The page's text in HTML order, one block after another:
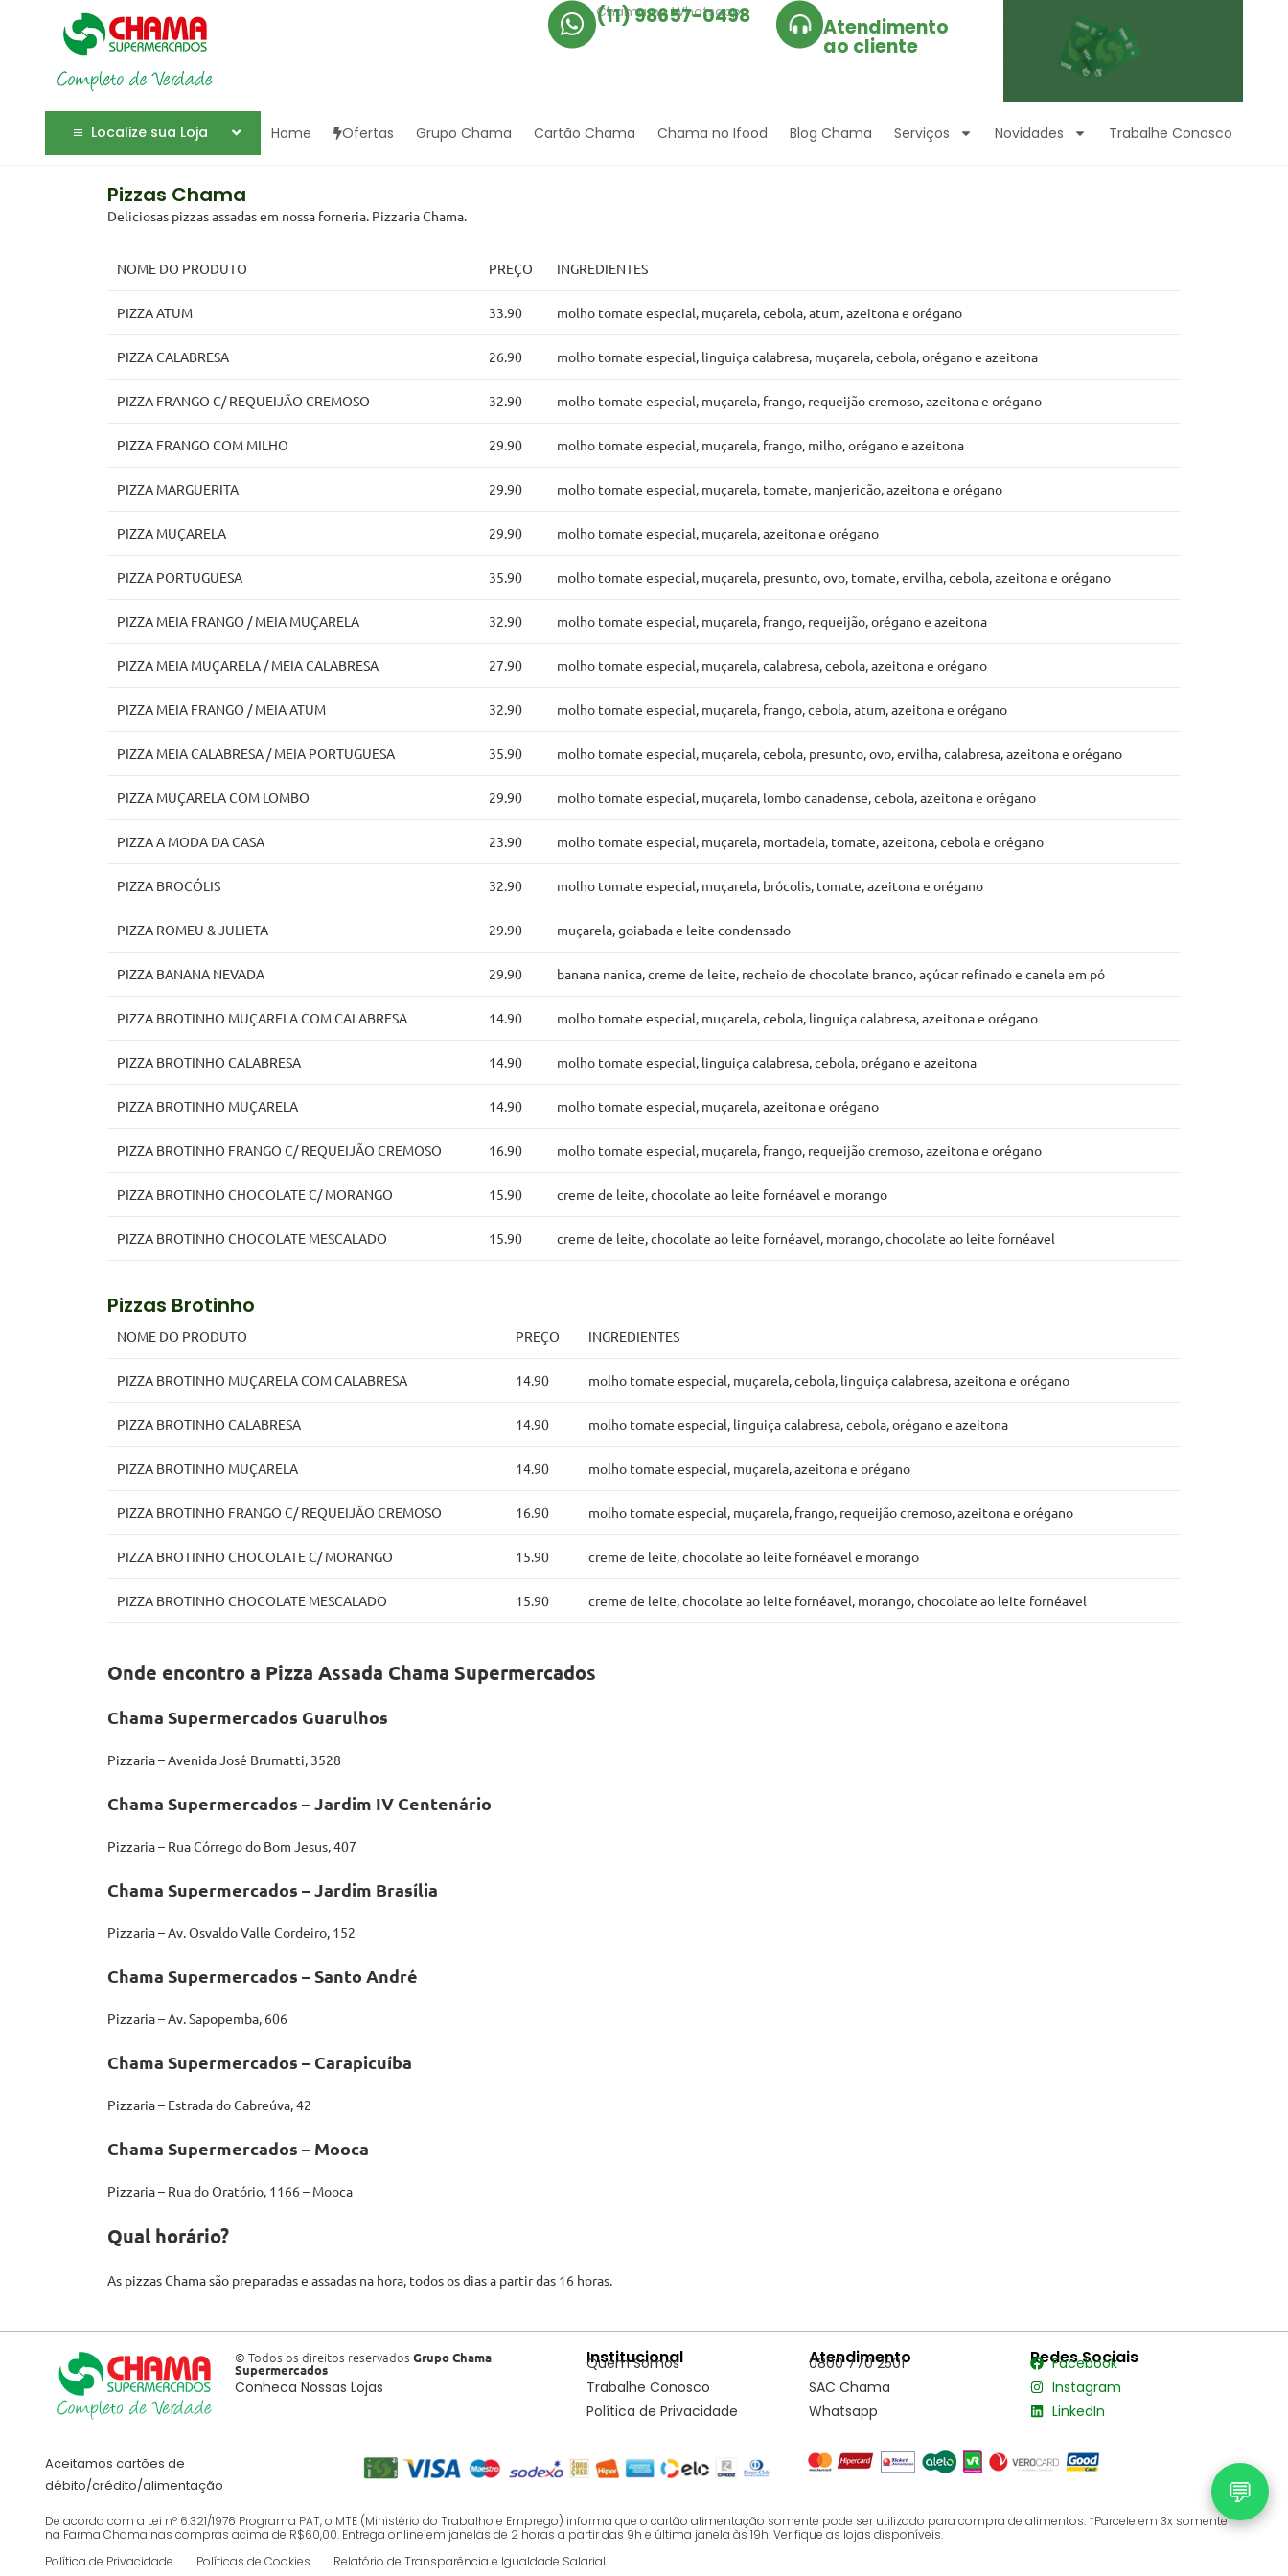
Chama no Whatsapp
(11) 98657-0498 Atendimento
ao cliente
Localize sua Loja Home Ofertas Grupo Chama Cartão Chama Chama no Ifood Blog Chama Serviços Novidades Trabalhe Conosco
Pizzas Chama
Deliciosas pizzas assadas em nossa forneria. Pizzaria Chama.
NOME DO PRODUTO PREÇO INGREDIENTES
PIZZA ATUM 33.90 molho tomate especial, muçarela, cebola, atum, azeitona e orégano
PIZZA CALABRESA 26.90 molho tomate especial, linguiça calabresa, muçarela, cebola, orégano e azeitona
PIZZA FRANGO C/ REQUEIJÃO CREMOSO 32.90 molho tomate especial, muçarela, frango, requeijão cremoso, azeitona e orégano
PIZZA FRANGO COM MILHO 29.90 molho tomate especial, muçarela, frango, milho, orégano e azeitona
PIZZA MARGUERITA 29.90 molho tomate especial, muçarela, tomate, manjericão, azeitona e orégano
PIZZA MUÇARELA 29.90 molho tomate especial, muçarela, azeitona e orégano
PIZZA PORTUGUESA 35.90 molho tomate especial, muçarela, presunto, ovo, tomate, ervilha, cebola, azeitona e orégano
PIZZA MEIA FRANGO / MEIA MUÇARELA 32.90 molho tomate especial, muçarela, frango, requeijão, orégano e azeitona
PIZZA MEIA MUÇARELA / MEIA CALABRESA 27.90 molho tomate especial, muçarela, calabresa, cebola, azeitona e orégano
PIZZA MEIA FRANGO / MEIA ATUM 32.90 molho tomate especial, muçarela, frango, cebola, atum, azeitona e orégano
PIZZA MEIA CALABRESA / MEIA PORTUGUESA 35.90 molho tomate especial, muçarela, cebola, presunto, ovo, ervilha, calabresa, azeitona e orégano
PIZZA MUÇARELA COM LOMBO 29.90 molho tomate especial, muçarela, lombo canadense, cebola, azeitona e orégano
PIZZA A MODA DA CASA 23.90 molho tomate especial, muçarela, mortadela, tomate, azeitona, cebola e orégano
PIZZA BROCÓLIS 32.90 molho tomate especial, muçarela, brócolis, tomate, azeitona e orégano
PIZZA ROMEU & JULIETA 29.90 muçarela, goiabada e leite condensado
PIZZA BANANA NEVADA 29.90 banana nanica, creme de leite, recheio de chocolate branco, açúcar refinado e canela em pó
PIZZA BROTINHO MUÇARELA COM CALABRESA 14.90 molho tomate especial, muçarela, cebola, linguiça calabresa, azeitona e orégano
PIZZA BROTINHO CALABRESA 14.90 molho tomate especial, linguiça calabresa, cebola, orégano e azeitona
PIZZA BROTINHO MUÇARELA 14.90 molho tomate especial, muçarela, azeitona e orégano
PIZZA BROTINHO FRANGO C/ REQUEIJÃO CREMOSO 16.90 molho tomate especial, muçarela, frango, requeijão cremoso, azeitona e orégano
PIZZA BROTINHO CHOCOLATE C/ MORANGO 15.90 creme de leite, chocolate ao leite fornéavel e morango
PIZZA BROTINHO CHOCOLATE MESCALADO 15.90 creme de leite, chocolate ao leite fornéavel, morango, chocolate ao leite fornéavel
Pizzas Brotinho
NOME DO PRODUTO PREÇO INGREDIENTES
PIZZA BROTINHO MUÇARELA COM CALABRESA 14.90 molho tomate especial, muçarela, cebola, linguiça calabresa, azeitona e orégano
PIZZA BROTINHO CALABRESA 14.90 molho tomate especial, linguiça calabresa, cebola, orégano e azeitona
PIZZA BROTINHO MUÇARELA 14.90 molho tomate especial, muçarela, azeitona e orégano
PIZZA BROTINHO FRANGO C/ REQUEIJÃO CREMOSO 16.90 molho tomate especial, muçarela, frango, requeijão cremoso, azeitona e orégano
PIZZA BROTINHO CHOCOLATE C/ MORANGO 15.90 creme de leite, chocolate ao leite fornéavel e morango
PIZZA BROTINHO CHOCOLATE MESCALADO 15.90 creme de leite, chocolate ao leite fornéavel, morango, chocolate ao leite fornéavel
Onde encontro a Pizza Assada Chama Supermercados
Chama Supermercados Guarulhos
Pizzaria – Avenida José Brumatti, 3528
Chama Supermercados – Jardim IV Centenário
Pizzaria – Rua Córrego do Bom Jesus, 407
Chama Supermercados – Jardim Brasília
Pizzaria – Av. Osvaldo Valle Cordeiro, 152
Chama Supermercados – Santo André
Pizzaria – Av. Sapopemba, 606
Chama Supermercados – Carapicuíba
Pizzaria – Estrada do Cabreúva, 42
Chama Supermercados – Mooca
Pizzaria – Rua do Oratório, 1166 – Mooca
Qual horário?
As pizzas Chama são preparadas e assadas na hora, todos os dias a partir das 16 horas.
© Todos os direitos reservados Grupo Chama
Supermercados
Conheca Nossas Lojas
Institucional
Quem Somos
Trabalhe Conosco
Política de Privacidade
Atendimento
0800 770 2501
SAC Chama
Whatsapp
Redes Sociais
Facebook
Instagram
LinkedIn
Aceitamos cartões de
débito/crédito/alimentação
De acordo com a Lei nº 6.321/1976 Programa PAT, o MTE (Ministério do Trabalho e Emprego) informa que o cartão alimentação somente pode ser utilizado para compra de alimentos. *Parcele em 3x somente
na Farma Chama nas compras acima de R$60,00. Entrega online em janelas de 2 horas a partir das 9h e última janela às 19h. Verifique as lojas disponíveis.
Política de Privacidade
Políticas de Cookies Relatório de Transparência e Igualdade Salarial
💬